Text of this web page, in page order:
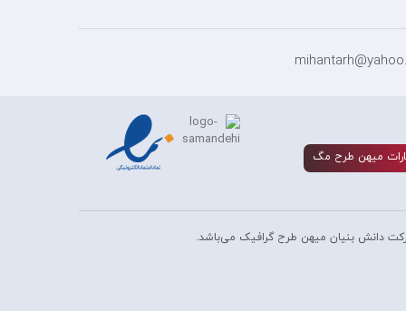
ميهن طرح مگ
دانش بنیان میهن طرح گرافیک می‌باشد.